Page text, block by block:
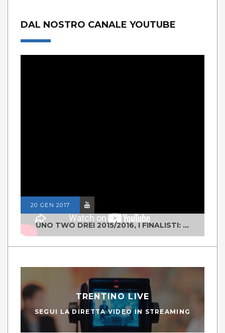
DAL NOSTRO CANALE YOUTUBE
20 GEN 2017
UNO TWO DREI 2015/2016, I FINALISTI: CLASSE IV ALS ISTITUTO "DEGASPERI" BORGO VALSUGANA
TRENTINO LIVE
SEGUI LA DIRETTA VIDEO IN STREAMING